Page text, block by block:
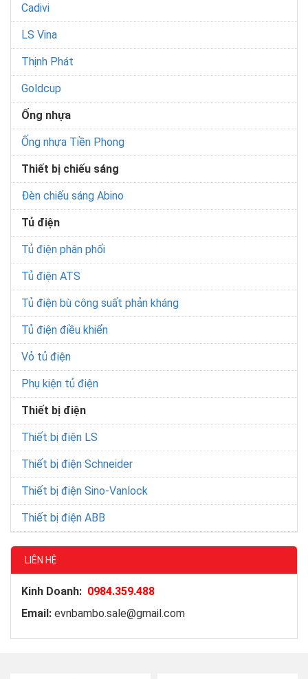
Cadivi
LS Vina
Thịnh Phát
Goldcup
Ống nhựa
Ống nhựa Tiền Phong
Thiết bị chiếu sáng
Đèn chiếu sáng Abino
Tủ điện
Tủ điện phân phối
Tủ điện ATS
Tủ điện bù công suất phản kháng
Tủ điện điều khiển
Vỏ tủ điện
Phụ kiện tủ điện
Thiết bị điện
Thiết bị điện LS
Thiết bị điện Schneider
Thiết bị điện Sino-Vanlock
Thiết bị điện ABB
LIÊN HỆ
Kinh Doanh: 0984.359.488
Email: evnbambo.sale@gmail.com